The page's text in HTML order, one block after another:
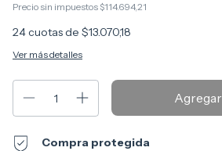
Precio sin impuestos $114.694,21
24cuotas de $13.070,18
Ver más detalles
Compra protegida